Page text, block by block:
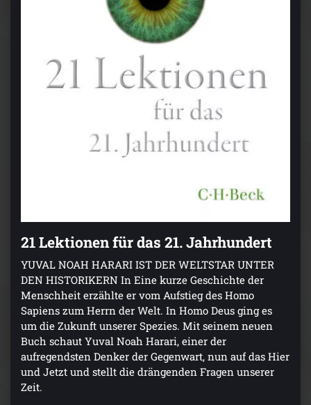
21 Lektionen für das 21. Jahrhundert
YUVAL NOAH HARARI IST DER WELTSTAR UNTER
DEN HISTORIKERN In Eine kurze Geschichte der
Menschheit erzählte er vom Aufstieg des Homo
Sapiens zum Herrn der Welt. In Homo Deus ging es
um die Zukunft unserer Spezies. Mit seinem neuen
Buch schaut Yuval Noah Harari, einer der
aufregendsten Denker der Gegenwart, nun auf das Hier
und Jetzt und stellt die drängenden Fragen unserer
Zeit.